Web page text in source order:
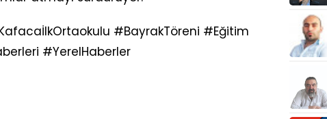
#BayrakTöreni #Eğitim
#YerelHaberler